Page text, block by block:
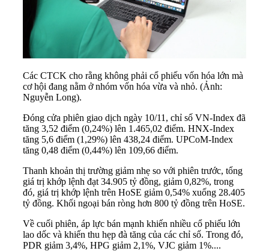
Các CTCK cho rằng không phải cổ phiếu vốn hóa lớn mà
cơ hội đang nằm ở nhóm vốn hóa vừa và nhỏ. (Ảnh:
Nguyễn Long).
Đóng cửa phiên giao dịch ngày 10/11, chỉ số VN-Index đã
tăng 3,52 điểm (0,24%) lên 1.465,02 điểm. HNX-Index
tăng 5,6 điểm (1,29%) lên 438,24 điểm. UPCoM-Index
tăng 0,48 điểm (0,44%) lên 109,66 điểm.
Thanh khoản thị trường giảm nhẹ so với phiên trước, tổng
giá trị khớp lệnh đạt 34.905 tỷ đồng, giảm 0,82%, trong
đó, giá trị khớp lệnh trên HoSE giảm 0,54% xuống 28.405
tỷ đồng. Khối ngoại bán ròng hơn 800 tỷ đồng trên HoSE.
Về cuối phiên, áp lực bán mạnh khiến nhiều cổ phiếu lớn
lao dốc và khiến thu hẹp đà tăng của các chỉ số. Trong đó,
PDR giảm 3,4%, HPG giảm 2,1%, VJC giảm 1%....